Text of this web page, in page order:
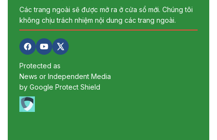
Các trang ngoài sẽ được mở ra ở cửa sổ mới. Chúng tôi
không chịu trách nhiệm nội dung các trang ngoài.
Protected as
News or Independent Media
by Google Protect Shield